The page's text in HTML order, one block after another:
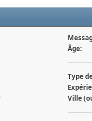
Âge:
Type
Ville